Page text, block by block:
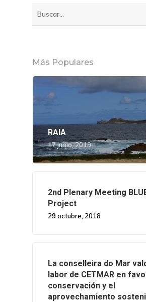
Más Populares
RAIA
17 junio, 2019
2nd Plenary Meeting
Project
29 octubre, 2018
La conselleira do Mar
labor de CETMAR en
conservación y el
aprovechamiento